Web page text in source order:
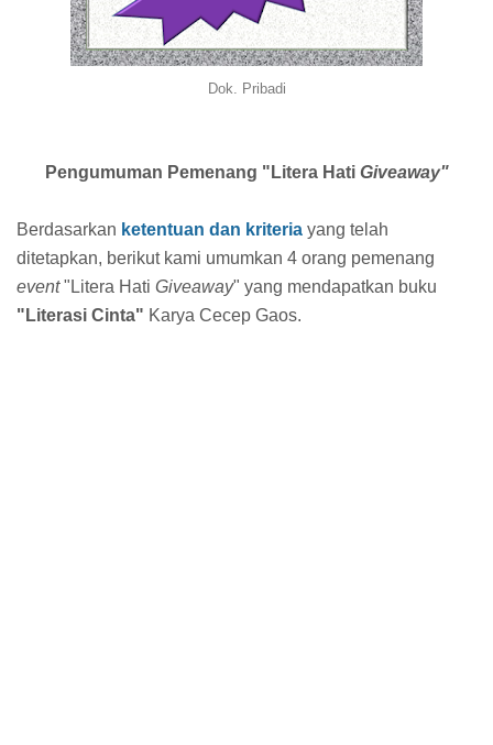
Dok. Pribadi
Pengumuman Pemenang "Litera Hati Giveaway"
Berdasarkan ketentuan dan kriteria yang telah
ditetapkan, berikut kami umumkan 4 orang pemenang
event"Litera Hati Giveaway" yang mendapatkan buku
"Literasi Cinta" Karya Cecep Gaos.